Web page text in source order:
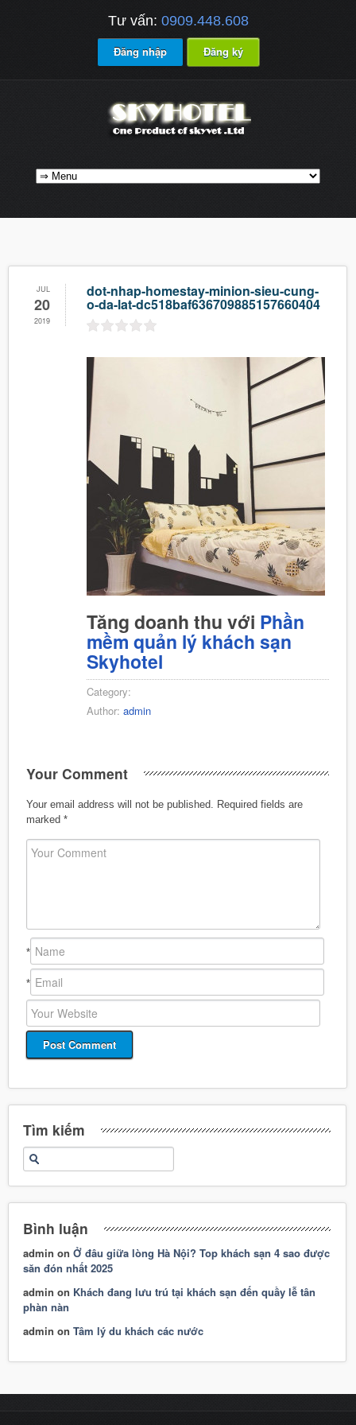
Tư vấn: 0909.448.608
Đăng nhập Đăng ký
JUL
20
2019
dot-nhap-homestay-minion-sieu-cung-
o-da-lat-dc518baf636709885157660404
Tăng doanh thu với Phần
mềm quản lý khách sạn
Skyhotel
Category:
Author: admin
Your Comment
Your email address will not be published.
Required fields are
marked *
*
*
Tìm kiếm
Bình luận
admin onỞ đâu giữa lòng Hà Nội? Top khách sạn 4 sao được
săn đón nhất 2025
admin on Khách đang lưu trú tại khách sạn đến quầy lễ tân
phàn nàn
admin onTâm lý du khách các nước